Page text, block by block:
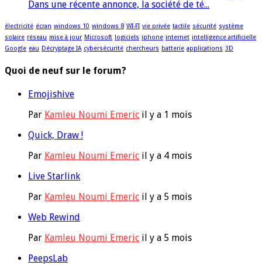
Dans une récente annonce, la société de té...
électricité écran windows 10 windows 8 WI-FI vie privée tactile sécurité système
solaire réseau mise à jour Microsoft logiciels iphone internet intelligence artificielle
Google eau Décryptage IA cybersécurité chercheurs batterie applications 3D
Quoi de neuf sur le forum?
Emojishive
Par Kamleu Noumi Emeric il y a 1 mois
Quick, Draw !
Par Kamleu Noumi Emeric il y a 4 mois
Live Starlink
Par Kamleu Noumi Emeric il y a 5 mois
Web Rewind
Par Kamleu Noumi Emeric il y a 5 mois
PeepsLab